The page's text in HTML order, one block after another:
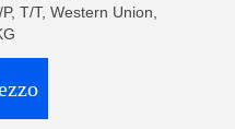
T/T, Western Union,